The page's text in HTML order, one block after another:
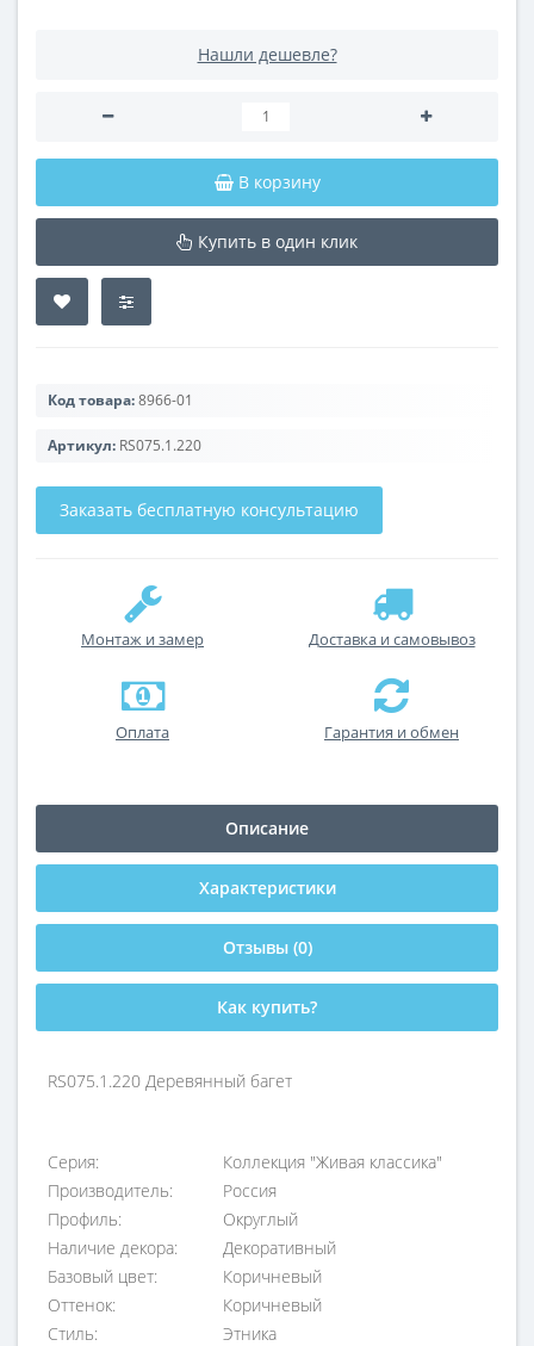
Нашли дешевле?
В корзину
Купить в один клик
Код товара:8966-01
Артикул: RS075.1.220
Заказать бесплатную консультацию
Монтаж и замер Доставка и самовывоз
Оплата Гарантия и обмен
Описание
Характеристики
Отзывы (0)
Как купить?
RS075.1.220 Деревянный багет
Серия:
Коллекция "Живая классика"
Производитель:
Россия
Профиль:
Округлый
Наличие декора:
Декоративный
Базовый цвет:
Коричневый
Оттенок:
Коричневый
Стиль:
Этника